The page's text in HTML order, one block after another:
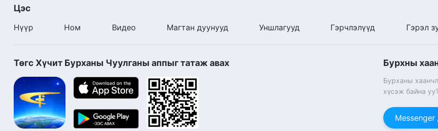
Цэс
Нүүр Ном Видео Магтан дуунууд Уншлагууд Гэрчлэлүүд Гэрэл
Төгс Хүчит Бурханы Чуулганы аппыг татаж авах Бурхны
Бурханы
хүсэж байна